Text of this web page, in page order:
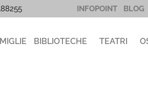
INFOPOINT BLOG
BIBLIOTECHE TEATRI